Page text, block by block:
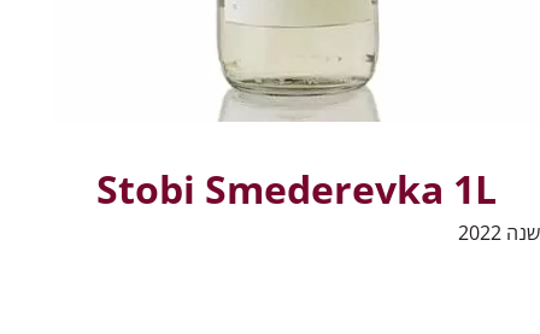
Stobi Smederevka 1L
שנה 2022